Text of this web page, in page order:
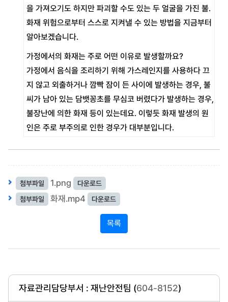
을 가져오기도 하지만 파괴할 수도 있는 두 얼굴을 가진 불.
화재 위험으로부터 스스로 지켜낼 수 있는 방법을 지금부터
알아보겠습니다.
가정에서의 화재는 주로 어떤 이유로 발생할까요?
가정에서 음식을 조리하기 위해 가스레인지를 사용하다 끄
지 않고 외출하거나 깜빡 잠이 든 사이에 발생하는 경우, 불
씨가 남아 있는 담뱃꽁초를 무심코 버렸다가 발생하는 경우,
불장난에 의한 화재 등이 있는데요. 이렇듯 화재 발생의 원
인은 주로 부주의로 인한 경우가 대부분입니다.
전기로 인해 발생하는 경우는 가정에서 흔히 사용하는 멀티
용할 때와 노화된 전자제품 자체에서 발생하는 경우 등이 있
습니다. 우리나라의 경우 거주 형태가 아파트와 같은 공동주
택이 많이 늘었는데요, 자칫하면 대형 참사로 이어질 수 있
르면 화재 원인 중 첫 번째를 차지하는 것은 역시 부주의였
에 대해 잘 알지 못하거나 평상시와 다른 피난 경로를 확보
첨부파일 1.png
다운로드
첨부파일
화재.mp4 다운로드
목록
자료관리담당부서 : 재난안전팀 (604-8152)